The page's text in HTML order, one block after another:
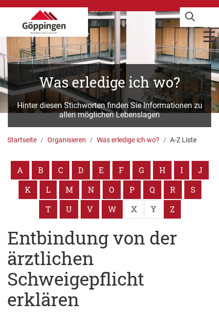
Was erledige ich wo?
Hinter diesen Stichworten finden Sie Informationen zu
allen möglichen Lebenslagen
Startseite Organisieren Was erledige ich wo? A-Z Liste
A B C D E F G H I
J
K
L M N O P Q R
S
T
U V W X Y Z
Entbindung von der
ärztlichen
Schweigepflicht
erklären